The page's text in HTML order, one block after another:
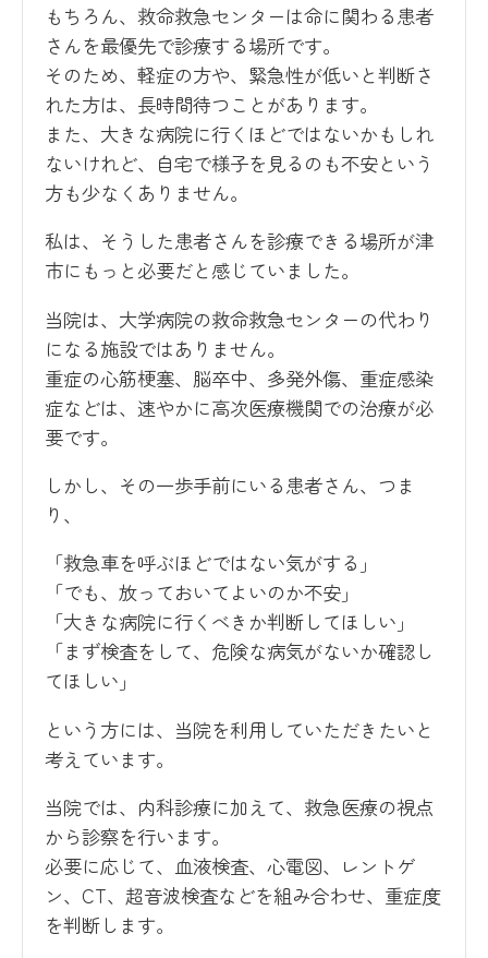
もちろん、救命救急センターは命に関わる患者
さんを最優先で診療する場所です。
そのため、軽症の方や、緊急性が低いと判断さ
れた方は、長時間待つことがあります。
また、大きな病院に行くほどではないかもしれ
ないけれど、自宅で様子を見るのも不安という
方も少なくありません。
私は、そうした患者さんを診療できる場所が津
市にもっと必要だと感じていました。
当院は、大学病院の救命救急センターの代わり
になる施設ではありません。
重症の心筋梗塞、脳卒中、多発外傷、重症感染
症などは、速やかに高次医療機関での治療が必
要です。
しかし、その一歩手前にいる患者さん、つま
り、
「救急車を呼ぶほどではない気がする」
「でも、放っておいてよいのか不安」
「大きな病院に行くべきか判断してほしい」
「まず検査をして、危険な病気がないか確認し
てほしい」
という方には、当院を利用していただきたいと
考えています。
当院では、内科診療に加えて、救急医療の視点
から診察を行います。
必要に応じて、血液検査、心電図、レントゲ
ン、CT、超音波検査などを組み合わせ、重症度
を判断します。